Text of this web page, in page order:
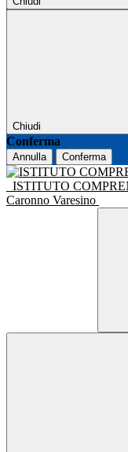
Chiudi
Conferma
Annulla Conferma
ISTITUTO
Caronno Varesino